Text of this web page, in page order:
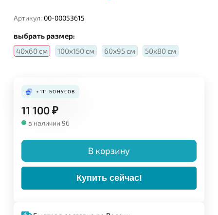
Артикул: 00-00053615
выбрать размер:
40х60 см
100х150 см 60х95 см 50х80 см
+111 БОНУСОВ
11 100₽
в наличии 96
В корзину
Купить сейчас!